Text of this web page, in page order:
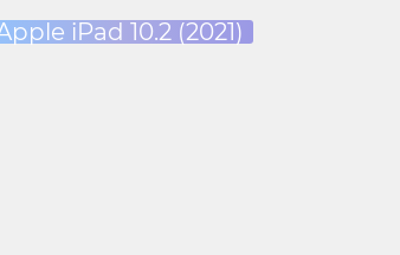
iPad 10.2 (2021)